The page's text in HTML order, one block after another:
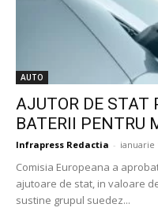
AUTO
AJUTOR DE STAT
BATERII PENTRU
Infrapress Redactia - ianuarie
Comisia Europeana a
ajutoare de stat, in valoare
sustine grupul suedez...